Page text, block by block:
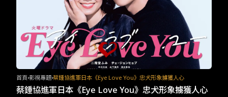
限定活動
TW EN JP KR
首頁 影視專題 蔡鍾協進軍日本《Eye Love You》忠犬形象擄獲人心
蔡鍾協進軍日本《Eye Love You》忠犬形象擄獲人心